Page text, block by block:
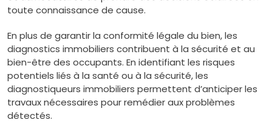
toute connaissance de cause.
En plus de garantir la conformité légale du bien, les
diagnostics immobiliers contribuent à la sécurité et au
bien-être des occupants. En identifiant les risques
potentiels liés à la santé ou à la sécurité, les
diagnostiqueurs immobiliers permettent d’anticiper les
travaux nécessaires pour remédier aux problèmes
détectés.